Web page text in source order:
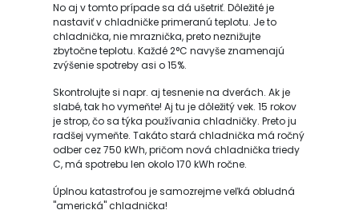
No aj v tomto prípade sa dá ušetriť. Dôležité je
nastaviť v chladničke primeranú teplotu. Je to
chladnička, nie mraznička, preto neznižujte
zbytočne teplotu. Každé 2°C navyše znamenajú
zvýšenie spotreby asi o 15%.
Skontrolujte si napr. aj tesnenie na dverách. Ak je
slabé, tak ho vymeňte! Aj tu je dôležitý vek. 15 rokov
je strop, čo sa týka používania chladničky. Preto ju
radšej vymeňte. Takáto stará chladnička má ročný
odber cez 750 kWh, pričom nová chladnička triedy
C, má spotrebu len okolo 170 kWh ročne.
Úplnou katastrofou je samozrejme veľká obludná
"americká" chladnička!